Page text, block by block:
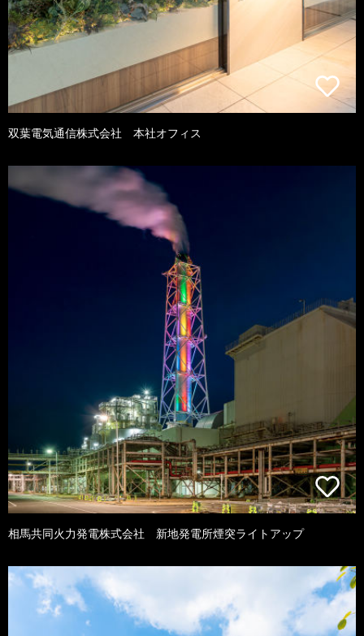
双葉電気通信株式会社 本社オフィス
相馬共同火力発電株式会社 新地発電所煙突ライトアップ